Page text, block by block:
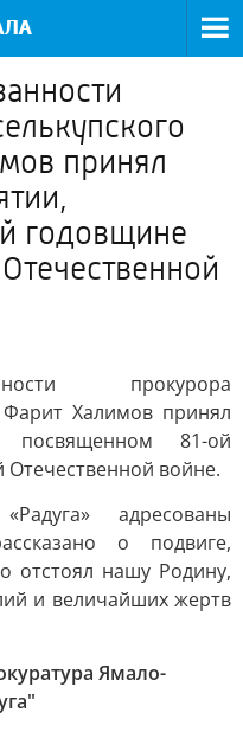
принял
годовщине
прокурора
Фарит Халимов принял
посвященном 81-ой
войне.
адресованы
о подвиге,
отстоял нашу Родину,
и величайших жертв
Ямало-